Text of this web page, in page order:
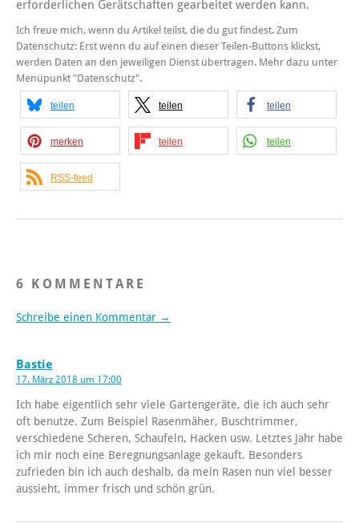
erforderlichen Gerätschaften gearbeitet werden kann.
Ich freue mich, wenn du Artikel teilst, die du gut findest. Zum
Datenschutz: Erst wenn du auf einen dieser Teilen-Buttons klickst,
werden Daten an den jeweiligen Dienst übertragen. Mehr dazu unter
Menüpunkt "Datenschutz".
teilen teilen teilen
merken teilen teilen
RSS-feed
6 KOMMENTARE
Schreibe einen Kommentar →
Bastie
17. März 2018 um 17:00
Ich habe eigentlich sehr viele Gartengeräte, die ich auch sehr
oft benutze. Zum Beispiel Rasenmäher, Buschtrimmer,
verschiedene Scheren, Schaufeln, Hacken usw. Letztes Jahr habe
ich mir noch eine Beregnungsanlage gekauft. Besonders
zufrieden bin ich auch deshalb, da mein Rasen nun viel besser
aussieht, immer frisch und schön grün.